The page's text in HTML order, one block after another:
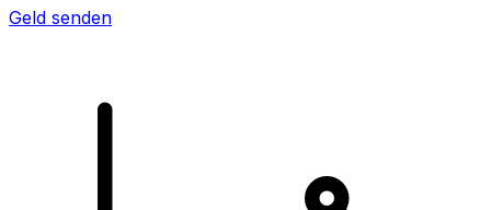
Geld senden